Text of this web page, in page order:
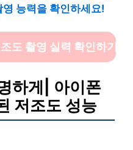
능력을 확인하세요!
도 촬영 실력 확인하기
하게| 아이폰
저조도 성능